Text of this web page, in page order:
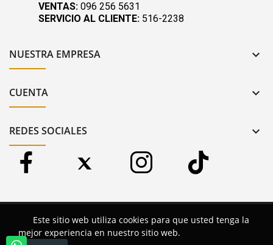
VENTAS: 096 256 5631
SERVICIO AL CLIENTE: 516-2238
NUESTRA EMPRESA 
CUENTA 
REDES SOCIALES 
Este sitio web utiliza cookies para que usted tenga la
mejor experiencia en nuestro sitio web.